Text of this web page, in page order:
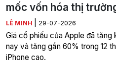
mốc vốn hóa thị
LÊ MINH 29-07-2026
Giá cổ phiếu của Apple đã
nay và tăng gần 60% trong 12
iPhone cao.